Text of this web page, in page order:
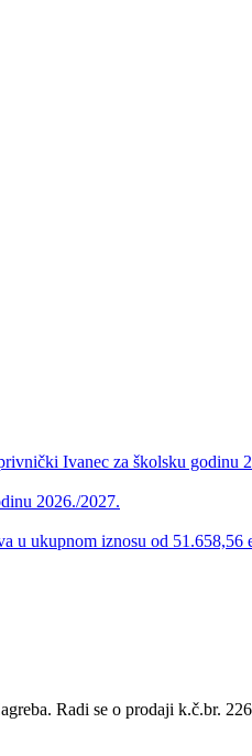
Ivanec za školsku godinu
2026./2027.
u ukupnom iznosu od 51.658,56
Radi se o prodaji k.č.br.